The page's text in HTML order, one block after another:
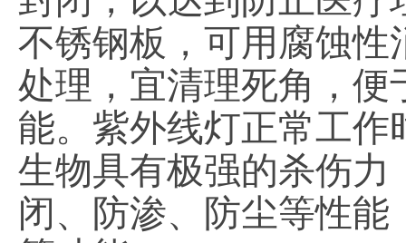
不锈钢板，可用腐蚀
处理，宜清理死角，
能。紫外线灯正常工作
生物具有极强的杀伤力
闭、防渗、防尘等性